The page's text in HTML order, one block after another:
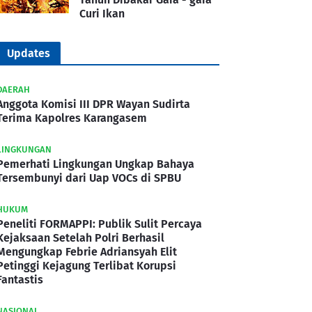
Curi Ikan
Updates
Komisi III DPR Wayan Sudirta
Kapolres Karangasem
Lingkungan Ungkap Bahaya
dari Uap VOCs di SPBU
FORMAPPI: Publik Sulit Percaya
Setelah Polri Berhasil
Febrie Adriansyah Elit
Kejagung Terlibat Korupsi